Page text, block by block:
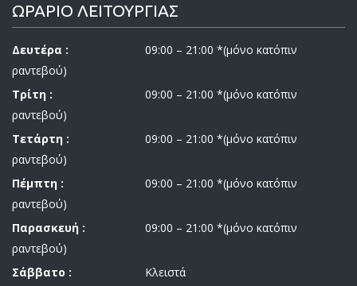
ΩΡΑΡΙΟ ΛΕΙΤΟΥΡΓΙΑΣ
Δευτέρα :
09:00 – 21:00 *(μόνο κατόπιν
ραντεβού)
Τρίτη :
09:00 – 21:00 *(μόνο κατόπιν
ραντεβού)
Τετάρτη :
09:00 – 21:00 *(μόνο κατόπιν
ραντεβού)
Πέμπτη :
09:00 – 21:00 *(μόνο κατόπιν
ραντεβού)
Παρασκευή :
09:00 – 21:00 *(μόνο κατόπιν
ραντεβού)
Σάββατο :
Κλειστά